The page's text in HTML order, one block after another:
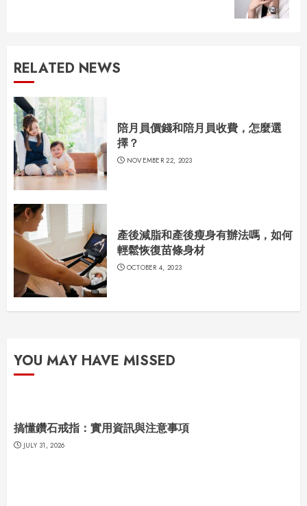
RELATED NEWS
陪月員價錢和陪月員收費，怎麼選
擇？
NOVEMBER 22, 2023
產後減脂和產後瘦身有辦法嗎，如何
輕鬆恢復苗條身材
OCTOBER 4, 2023
YOU MAY HAVE MISSED
搞懂鑽石戒指：實用資訊與注意事項
JULY 31, 2026